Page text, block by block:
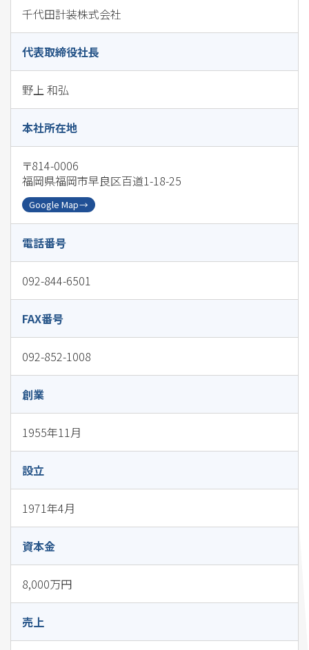
千代田計装株式会社
代表取締役社長
野上 和弘
本社所在地
〒814-0006
福岡県福岡市早良区百道1-18-25
Google Map
電話番号
092-844-6501
FAX番号
092-852-1008
創業
1955年11月
設立
1971年4月
資本金
8,000万円
売上